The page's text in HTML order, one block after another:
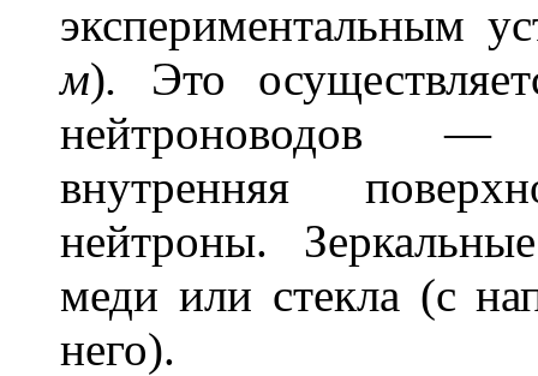
экспериментальным
м). Это
нейтроноводов —
внутренняя
нейтроны.
меди или стекла (с
него).